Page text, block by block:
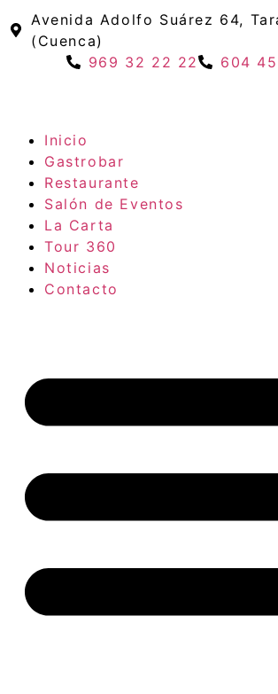
Avenida Adolfo Suárez 64,
(Cuenca)
969 32 22 22
604
Inicio
Gastrobar
Restaurante
Salón de Eventos
La Carta
Tour 360
Noticias
Contacto